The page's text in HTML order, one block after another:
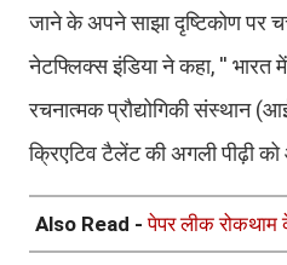
जाने के अपने साझा दृष्टिकोण पर
नेटफ्लिक्स इंडिया ने कहा, '' भारत
रचनात्मक प्रौद्योगिकी संस्थान
क्रिएटिव टैलेंट की अगली पीढ़ी
Also Read -पेपर लीक रोकथाम